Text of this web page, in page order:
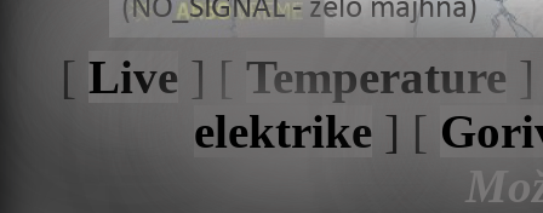
[ Live ] [ Temperature
elektrike] [